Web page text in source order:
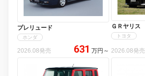
プレリュード
ホンダ
2026.08発売 631 万円 ～
ＧＲヤリス
トヨタ
2026.08発売